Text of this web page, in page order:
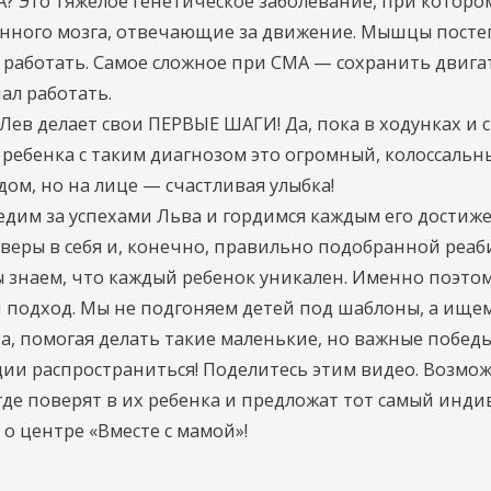
мозга, отвечающие за движение. Мышцы
работать. Самое сложное при СМА — сохранить
работать.
делает свои ПЕРВЫЕ ШАГИ! Да, пока в ходунках
с таким диагнозом это огромный,
но на лице — счастливая улыбка!
за успехами Льва и гордимся каждым его
в себя и, конечно, правильно подобранной
знаем, что каждый ребенок уникален. Именно
Мы не подгоняем детей под шаблоны, а
помогая делать такие маленькие, но важные
распространиться! Поделитесь этим видео.
поверят в их ребенка и предложат тот самый
центре «Вместе с мамой»!